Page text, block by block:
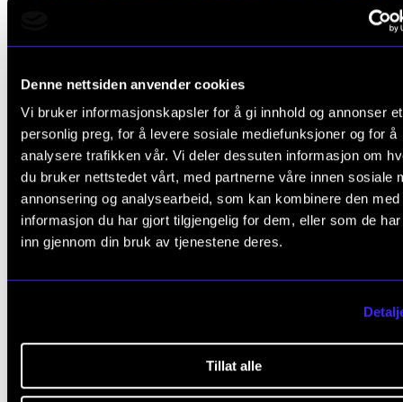
Denne nettsiden anvender cookies
Vi bruker informasjonskapsler for å gi innhold og annonser et
personlig preg, for å levere sosiale mediefunksjoner og for å
analysere trafikken vår. Vi deler dessuten informasjon om
du bruker nettstedet vårt, med partnerne våre innen sosiale
annonsering og analysearbeid, som kan kombinere den med
informasjon du har gjort tilgjengelig for dem, eller som de
inn gjennom din bruk av tjenestene deres.
Tillat alle